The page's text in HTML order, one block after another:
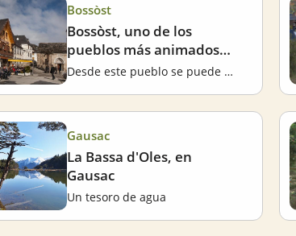
Bossòst
Bossòst, uno de los
pueblos más animados
del Vall d'Aran
Desde este pueblo se puede entrar en Francia
Gausac
La Bassa d'Oles, en
Gausac
Un tesoro de agua